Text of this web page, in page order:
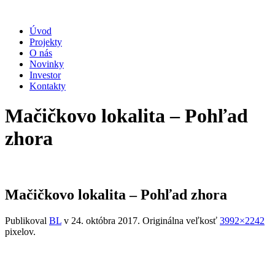
Úvod
Projekty
O nás
Novinky
Investor
Kontakty
Mačičkovo lokalita – Pohľad
zhora
Mačičkovo lokalita – Pohľad zhora
Publikoval BL v 24. októbra 2017. Originálna veľkosť 3992×2242
pixelov.